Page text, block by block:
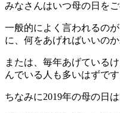
みなさんはいつ母の日を
一般的によく言われるの
に、何をあげればいいの
または、毎年あげている
んでいる人も多いはずです
ちなみに2019年の母の日